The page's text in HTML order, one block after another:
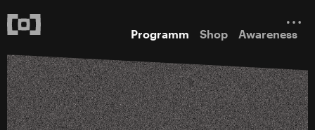
Programm Shop Awareness